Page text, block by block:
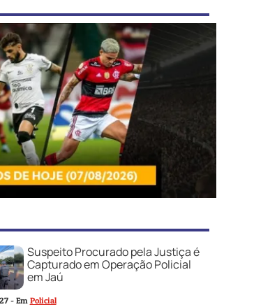
Suspeito Procurado pela Justiça é
Capturado em Operação Policial
em Jaú
- Em Policial